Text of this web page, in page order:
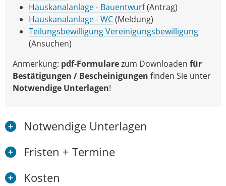
Hauskanalanlage - Bauentwurf(Antrag)
Hauskanalanlage - WC(Meldung)
Teilungsbewilligung Vereinigungsbewilligung
(Ansuchen)
Anmerkung: pdf-Formularezum Downloaden für
Bestätigungen / Bescheinigungen finden Sie unter
Notwendige Unterlagen!
Notwendige Unterlagen
Fristen + Termine
Kosten